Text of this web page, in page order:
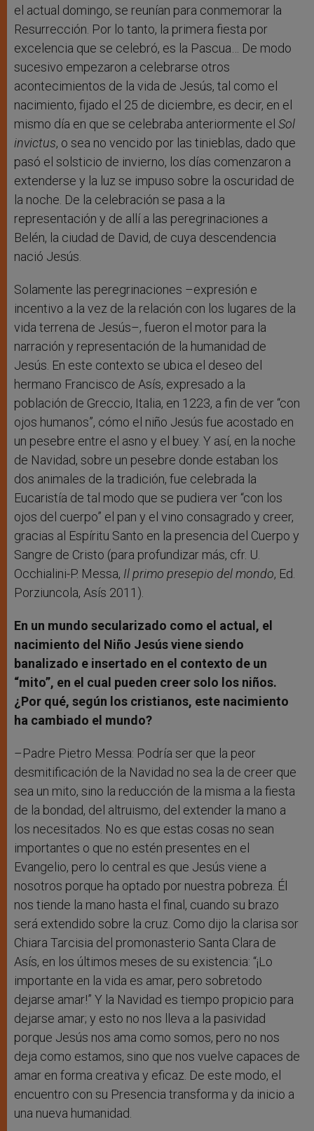
el actual domingo, se reunían para conmemorar la
Resurrección. Por lo tanto, la primera fiesta por
excelencia que se celebró, es la Pascua… De modo
sucesivo empezaron a celebrarse otros
acontecimientos de la vida de Jesús, tal como el
nacimiento, fijado el 25 de diciembre, es decir, en el
mismo día en que se celebraba anteriormente el Sol
invictus, o sea no vencido por las tinieblas, dado que
pasó el solsticio de invierno, los días comenzaron a
extenderse y la luz se impuso sobre la oscuridad de
la noche. De la celebración se pasa a la
representación y de allí a las peregrinaciones a
Belén, la ciudad de David, de cuya descendencia
nació Jesús.
Solamente las peregrinaciones –expresión e
incentivo a la vez de la relación con los lugares de la
vida terrena de Jesús–, fueron el motor para la
narración y representación de la humanidad de
Jesús. En este contexto se ubica el deseo del
hermano Francisco de Asís, expresado a la
población de Greccio, Italia, en 1223, a fin de ver “con
ojos humanos”, cómo el niño Jesús fue acostado en
un pesebre entre el asno y el buey. Y así, en la noche
de Navidad, sobre un pesebre donde estaban los
dos animales de la tradición, fue celebrada la
Eucaristía de tal modo que se pudiera ver “con los
ojos del cuerpo” el pan y el vino consagrado y creer,
gracias al Espíritu Santo en la presencia del Cuerpo y
Sangre de Cristo (para profundizar más, cfr. U.
Occhialini-P. Messa, Il primo presepio del mondo, Ed.
Porziuncola, Asís 2011).
En un mundo secularizado como el actual, el
nacimiento del Niño Jesús viene siendo
banalizado e insertado en el contexto de un
“mito”, en el cual pueden creer solo los niños.
¿Por qué, según los cristianos, este nacimiento
ha cambiado el mundo?
–Padre Pietro Messa: Podría ser que la peor
desmitificación de la Navidad no sea la de creer que
sea un mito, sino la reducción de la misma a la fiesta
de la bondad, del altruismo, del extender la mano a
los necesitados. No es que estas cosas no sean
importantes o que no estén presentes en el
Evangelio, pero lo central es que Jesús viene a
nosotros porque ha optado por nuestra pobreza. Él
nos tiende la mano hasta el final, cuando su brazo
será extendido sobre la cruz. Como dijo la clarisa sor
Chiara Tarcisia del promonasterio Santa Clara de
Asís, en los últimos meses de su existencia: “¡Lo
importante en la vida es amar, pero sobretodo
dejarse amar!” Y la Navidad es tiempo propicio para
dejarse amar; y esto no nos lleva a la pasividad
porque Jesús nos ama como somos, pero no nos
deja como estamos, sino que nos vuelve capaces de
amar en forma creativa y eficaz. De este modo, el
encuentro con su Presencia transforma y da inicio a
una nueva humanidad.